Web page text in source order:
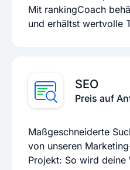
Mit rankingCoach
und erhältst wertvolle
SEO
Preis auf
Maßgeschneiderte
von unseren
Projekt: So wird